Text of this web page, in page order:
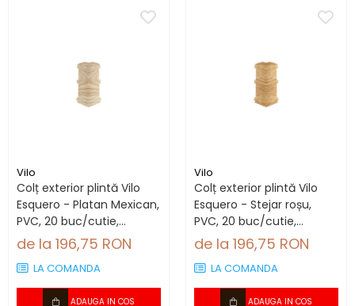
Vilo
Colț exterior plintă Vilo
Esquero - Platan Mexican,
PVC, 20 buc/cutie,
compatibil plintă 66.6
de la 196,75 RON
LA COMANDA
ADAUGA IN COS
Vilo
Colț exterior plintă Vilo
Esquero - Stejar roșu,
PVC, 20 buc/cutie,
compatibil plintă 66.6
de la 196,75 RON
LA COMANDA
ADAUGA IN COS